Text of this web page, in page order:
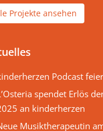
Projekte ansehen
Podcast
spendet Erlös
an kinderherzen
Musiktherapeutin